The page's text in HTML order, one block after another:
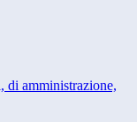
amministrazione,